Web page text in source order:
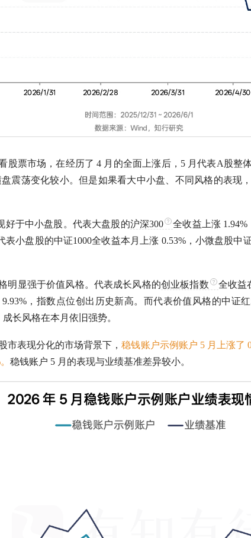
股票市场，在经历了 4 月的全面上涨后，5 月代表A股整
盘震荡变化较小。但是如果看大中小盘、不同风格的表现
好于中小盘股 。代表大盘股的沪深300 全收益上涨
表小盘股的中证1000全收益本月上涨 0.53%，小微盘股中
明显强于价值风格。代表成长风格的创业板指数
全收益
，指数点位创出历史新高。而代表价值风格的中证
长风格在本月依旧强势。
市表现分化的市场背景下，稳钱账户示例账户 5 月上涨了
稳钱账户 5 月的表现与业绩基准差异较小。